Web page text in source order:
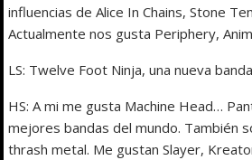
influencias de Alice In Chains, Stone
Actualmente nos gusta Periphery,
LS: Twelve Foot Ninja, una nueva
HS: A mi me gusta Machine Head…
mejores bandas del mundo. También
thrash metal. Me gustan Slayer,